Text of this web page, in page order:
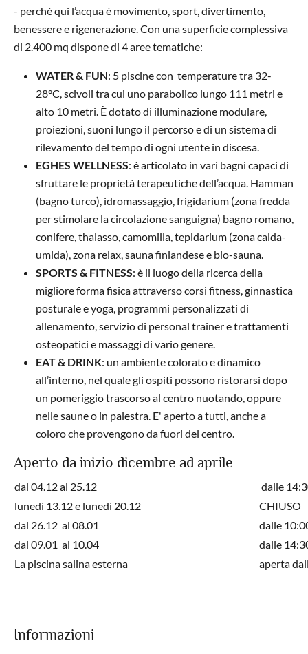
- perchè qui l’acqua è movimento, sport, divertimento,
benessere e rigenerazione. Con una superficie complessiva
di 2.400 mq dispone di 4 aree tematiche:
WATER & FUN: 5 piscine con temperature tra 32-
28°C, scivoli tra cui uno parabolico lungo 111 metri e
alto 10 metri. È dotato di illuminazione modulare,
proiezioni, suoni lungo il percorso e di un sistema di
rilevamento del tempo di ogni utente in discesa.
EGHES WELLNESS: è articolato in vari bagni capaci di
sfruttare le proprietà terapeutiche dell’acqua. Hamman
(bagno turco), idromassaggio, frigidarium (zona fredda
per stimolare la circolazione sanguigna) bagno romano,
conifere, thalasso, camomilla, tepidarium (zona calda-
umida), zona relax, sauna finlandese e bio-sauna.
SPORTS & FITNESS: è il luogo della ricerca della
migliore forma fisica attraverso corsi fitness, ginnastica
posturale e yoga, programmi personalizzati di
allenamento, servizio di personal trainer e trattamenti
osteopatici e massaggi di vario genere.
EAT & DRINK: un ambiente colorato e dinamico
all’interno, nel quale gli ospiti possono ristorarsi dopo
un pomeriggio trascorso al centro nuotando, oppure
nelle saune o in palestra. E' aperto a tutti, anche a
coloro che provengono da fuori del centro.
Aperto da inizio dicembre ad aprile
dal 04.12 al 25.12
dalle
lunedì 13.12 e lunedì 20.12
CHIUSO
dal 26.12 al 08.01
dalle
dal 09.01 al 10.04
dalle
La piscina salina esterna
aperta
Informazioni